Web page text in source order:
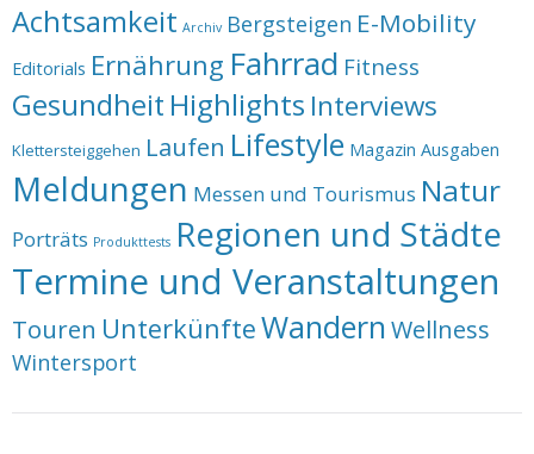
Achtsamkeit Archiv Bergsteigen E-Mobility
Editorials Ernährung Fahrrad Fitness
Gesundheit Highlights Interviews
Klettersteiggehen Laufen Lifestyle Magazin Ausgaben
Meldungen Messen und Tourismus Natur
Porträts Produkttests Regionen und Städte
Termine und Veranstaltungen
Touren UnterkünfteWandern Wellness
Wintersport